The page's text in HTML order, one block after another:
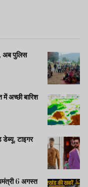
अब पुलिस
में अच्छी बारिश
टाइगर
6 अगस्त